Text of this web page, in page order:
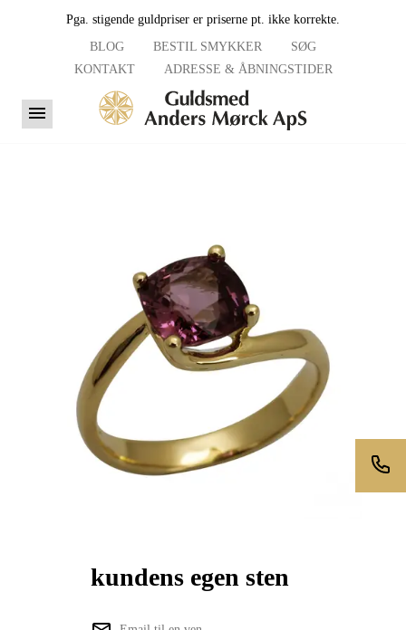
Pga. stigende guldpriser er priserne pt. ikke korrekte.
BLOG
BESTIL SMYKKER
SØG
KONTAKT
ADRESSE & ÅBNINGSTIDER
kundens egen sten